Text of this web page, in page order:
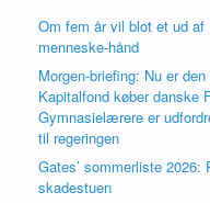
Om fem år vil blot et ud
menneske-hånd
Morgen-briefing: Nu er
Kapitalfond køber danske
Gymnasielærere er
til regeringen
Gates’ sommerliste
skadestuen